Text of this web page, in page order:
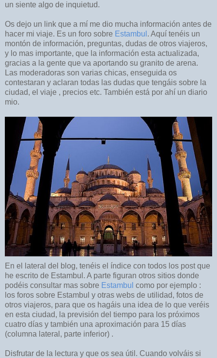
un siente algo de inquietud.
Os dejo un link que a mí me dio mucha información antes de
hacer mi viaje. Es un foro sobre Estambul . Aquí tenéis un
montón de información, preguntas, dudas de otros viajeros,
y lo mas importante, que la información esta actualizada,
gracias a la gente que va aportando su granito de arena.
Las moderadoras son varias chicas, enseguida os
contestaran y aclaran todas las dudas que tengáis sobre la
ciudad, el viaje , precios etc. También está por ahí un diario
mio.
En el lateral del blog, tenéis el índice con todos los post que
he escrito de Estambul. A parte figuran otros sitios donde
podéis consultar mas sobre Estambul como por ejemplo :
los foros sobre Estambul y otras webs de utilidad, fotos de
otros viajeros, para que os hagáis una idea de lo que veréis
en esta ciudad, la previsión del tiempo para los próximos
cuatro días y también una aproximación para 15 días
(columna lateral, parte inferior) .
Disfrutar de la lectura y que os sea útil. Cuando volváis si